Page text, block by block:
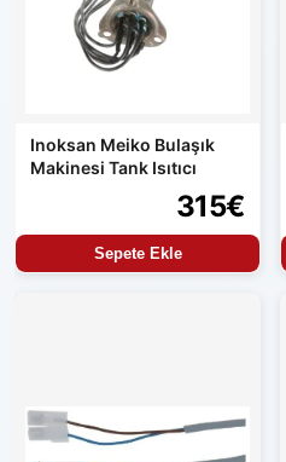
Inoksan Meiko Bulaşık
Makinesi Tank Isıtıcı
315€
Sepete Ekle